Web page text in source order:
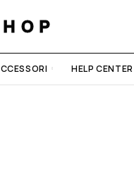
HELP CENTER